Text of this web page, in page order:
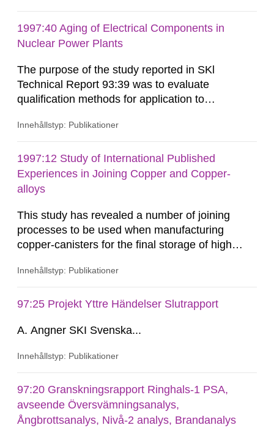
1997:40 Aging of Electrical Components in
Nuclear Power Plants
The purpose of the study reported in SKl
Technical Report 93:39 was to evaluate
qualification methods for application to
containment of nuclear power plants. The study
thermal aging as well as methodologies for
updating (curve-matching, ongoing qualification).
This report reviews the results of...
Innehållstyp: Publikationer
1997:12 Study of International Published
Experiences in Joining Copper and Copper-
alloys
This study has revealed a number of joining
processes to be used when manufacturing
copper-canisters for the final storage of high
which material and which joining process to be
The welding procedure has to be qualified i.e, it
capable of fulfilling...
Innehållstyp: Publikationer
97:25 Projekt Yttre Händelser Slutrapport
A. Angner SKI Svenska...
Innehållstyp: Publikationer
97:20 Granskningsrapport Ringhals-1 PSA,
avseende Översvämningsanalys,
Ångbrottsanalys, Nivå-2 analys, Brandanalys